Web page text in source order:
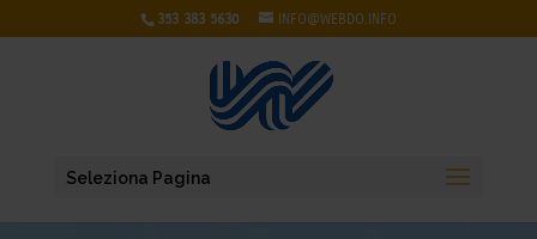
353 383 5630 INFO@WEBDO.INFO
Seleziona Pagina